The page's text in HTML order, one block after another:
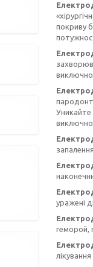
покриву
виключно
Уникайте
виключно
уражені
геморой,